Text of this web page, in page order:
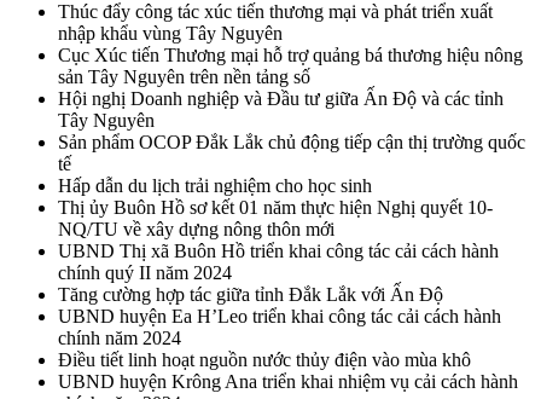
Thúc đẩy công tác xúc tiến thương mại và phát triển xuất
nhập khẩu vùng Tây Nguyên
Cục Xúc tiến Thương mại hỗ trợ quảng bá thương hiệu nông
sản Tây Nguyên trên nền tảng số
Hội nghị Doanh nghiệp và Đầu tư giữa Ấn Độ và các tỉnh
Tây Nguyên
Sản phẩm OCOP Đắk Lắk chủ động tiếp cận thị trường quốc
tế
Hấp dẫn du lịch trải nghiệm cho học sinh
Thị ủy Buôn Hồ sơ kết 01 năm thực hiện Nghị quyết 10-
NQ/TU về xây dựng nông thôn mới
UBND Thị xã Buôn Hồ triển khai công tác cải cách hành
chính quý II năm 2024
Tăng cường hợp tác giữa tỉnh Đắk Lắk với Ấn Độ
UBND huyện Ea H’Leo triển khai công tác cải cách hành
chính năm 2024
Điều tiết linh hoạt nguồn nước thủy điện vào mùa khô
UBND huyện Krông Ana triển khai nhiệm vụ cải cách hành